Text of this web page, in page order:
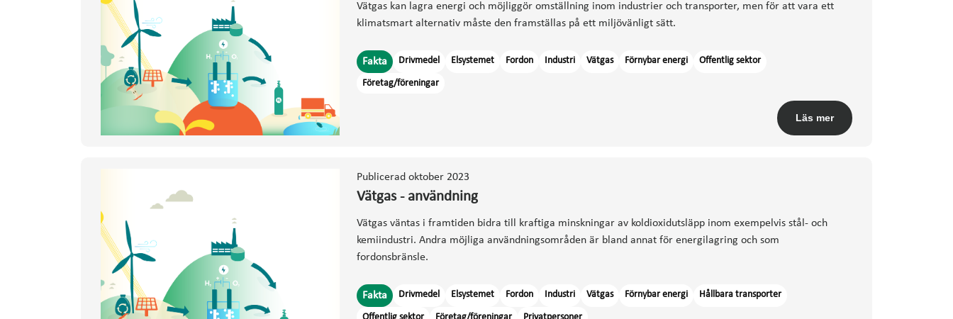
Vätgas kan lagra energi och möjliggör omställning inom industrier och transporter, men för att vara ett
klimatsmart alternativ måste den framställas på ett miljövänligt sätt.
Fakta Drivmedel Elsystemet Fordon Industri Vätgas Förnybar energi Offentlig sektor
Företag/föreningar
Läs mer
Publicerad oktober 2023
Vätgas - användning
Vätgas väntas i framtiden bidra till kraftiga minskningar av koldioxidutsläpp inom exempelvis stål- och
kemiindustri. Andra möjliga användningsområden är bland annat för energilagring och som
fordonsbränsle.
Fakta Drivmedel Elsystemet Fordon Industri Vätgas Förnybar energi Hållbara transporter